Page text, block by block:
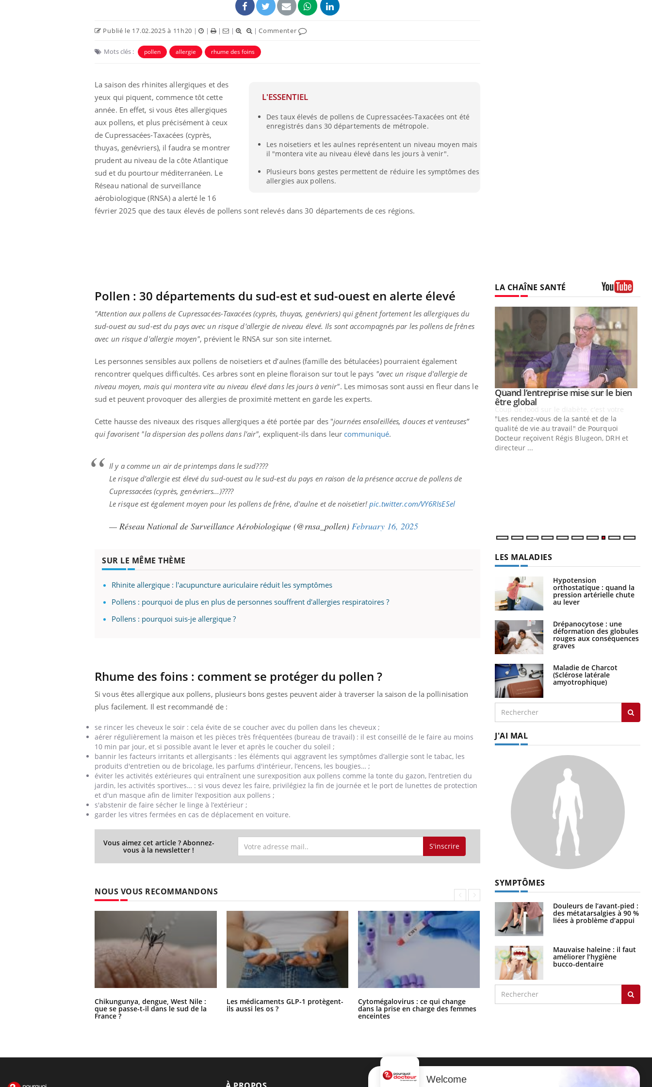
Publié le 17.02.2025 à 11h20 | | | | |Commenter
Mots clés : pollen allergie rhume des foins
L'ESSENTIEL
Des taux élevés de pollens de Cupressacées-Taxacées ont été
enregistrés dans 30 départements de métropole.
Les noisetiers et les aulnes représentent un niveau moyen mais
il "montera vite au niveau élevé dans les jours à venir".
Plusieurs bons gestes permettent de réduire les symptômes des
allergies aux pollens.
La saison des rhinites allergiques et des
yeux qui piquent, commence tôt cette
année. En effet, si vous êtes allergiques
aux pollens, et plus précisément à ceux
de Cupressacées-Taxacées (cyprès,
thuyas, genévriers), il faudra se montrer
prudent au niveau de la côte Atlantique
sud et du pourtour méditerranéen. Le
Réseau national de surveillance
aérobiologique (RNSA) a alerté le 16
février 2025 que des taux élevés de pollens sont relevés dans 30 départements de ces régions.
Pollen : 30 départements du sud-est et sud-ouest en alerte élevé
"Attention aux pollens de Cupressacées-Taxacées (cyprès, thuyas, genévriers) qui gênent fortement les allergiques du
sud-ouest au sud-est du pays avec un risque d'allergie de niveau élevé. Ils sont accompagnés par les pollens de frênes
avec un risque d'allergie moyen", prévient le RNSA sur son site internet.
Les personnes sensibles aux pollens de noisetiers et d’aulnes (famille des bétulacées) pourraient également
rencontrer quelques difficultés. Ces arbres sont en pleine floraison sur tout le pays "avec un risque d'allergie de
niveau moyen, mais qui montera vite au niveau élevé dans les jours à venir". Les mimosas sont aussi en fleur dans le
sud et peuvent provoquer des allergies de proximité mettent en garde les experts.
Cette hausse des niveaux des risques allergiques a été portée par des "journées ensoleillées, douces et venteuses”
qui favorisent "la dispersion des pollens dans l'air", expliquent-ils dans leur communiqué.
Il y a comme un air de printemps dans le sud????
Le risque d'allergie est élevé du sud-ouest au le sud-est du pays en raison de la présence accrue de pollens de
Cupressacées (cyprès, genévriers...)????
Le risque est également moyen pour les pollens de frêne, d'aulne et de noisetier!pic.twitter.com/VY6RIsESel
— Réseau National de Surveillance Aérobiologique (@rnsa_pollen) February 16, 2025
SUR LE MÊME THÈME
Rhinite allergique : l'acupuncture auriculaire réduit les symptômes
Pollens : pourquoi de plus en plus de personnes souffrent d'allergies respiratoires ?
Pollens : pourquoi suis-je allergique ?
Rhume des foins : comment se protéger du pollen ?
Si vous êtes allergique aux pollens, plusieurs bons gestes peuvent aider à traverser la saison de la pollinisation
plus facilement. Il est recommandé de :
se rincer les cheveux le soir : cela évite de se coucher avec du pollen dans les cheveux ;
aérer régulièrement la maison et les pièces très fréquentées (bureau de travail) : il est conseillé de le faire au moins
10 min par jour, et si possible avant le lever et après le coucher du soleil ;
bannir les facteurs irritants et allergisants : les éléments qui aggravent les symptômes d’allergie sont le tabac, les
produits d'entretien ou de bricolage, les parfums d'intérieur, l’encens, les bougies… ;
éviter les activités extérieures qui entraînent une surexposition aux pollens comme la tonte du gazon, l’entretien du
jardin, les activités sportives… : si vous devez les faire, privilégiez la fin de journée et le port de lunettes de protection
et d'un masque afin de limiter l’exposition aux pollens ;
s'abstenir de faire sécher le linge à l’extérieur ;
garder les vitres fermées en cas de déplacement en voiture.
Vous aimez cet article ? Abonnez-
vous à la newsletter ! S'inscrire
NOUS VOUS RECOMMANDONS
Chikungunya, dengue, West Nile :
que se passe-t-il dans le sud de la
France ?
Les médicaments GLP-1 protègent-
ils aussi les os ?
Cytomégalovirus : ce qui change
dans la prise en charge des femmes
enceintes
La sieste empêche-t-elle de dormir
la nuit ?
LA CHAÎNE SANTÉ
Diabète & Ramadan 2026Youtube
nombreuses personnes atteintes de
diabète, c'est une période de questions, de
défis, mais ...
Un « jumeau numérique » pour
faciliter l’accès à la médecine
Un établissement lié à un groupe
mutualiste innove en matière de bilan de
COUP DE FOOD sur le diabèteYoutube
nouveau rendez-vous culinaire qui
épisode, une ...
Youtube
Quand l’entreprise mise sur le bien
être globalYoutube
"Les rendez-vous de la santé et de la
qualité de vie au travail" de Pourquoi
Docteur reçoivent Régis Blugeon, DRH et
directeur ...
LES MALADIES
Hypotension
orthostatique : quand la
pression artérielle chute
au lever
Drépanocytose : une
déformation des globules
rouges aux conséquences
graves
Maladie de Charcot
(Sclérose latérale
amyotrophique)
J'AI MAL
SYMPTÔMES
Douleurs de l’avant-pied :
des métatarsalgies à 90 %
liées à problème d’appui
Mauvaise haleine : il faut
améliorer l’hygiène
bucco-dentaire
Welcome